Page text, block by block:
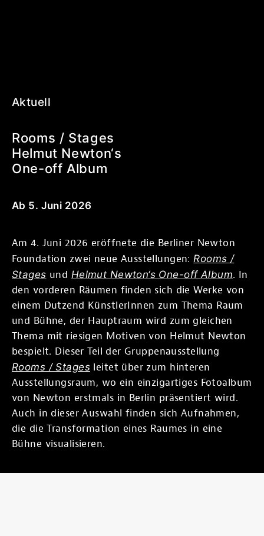
Aktuell
Rooms / Stages
Helmut Newton‘s
One-off Album
Ab 5. Juni 2026
Am 4. Juni 2026 eröffnete die Berliner Newton
Foundation zwei neue Ausstellungen:Rooms /
Stages und Helmut Newton‘s One-off Album. In
den vorderen Räumen finden sich die Werke von
einem Dutzend KünstlerInnen zum Thema Raum
und Bühne, der Hauptraum wird zum gleichen
Thema mit riesigen Motiven von Helmut Newton
bespielt. Dieser Teil der Gruppenausstellung
Rooms / Stagesleitet über zum hinteren
Ausstellungsraum, wo ein einzigartiges Fotoalbum
von Newton erstmals in Berlin präsentiert wird.
Auch in dieser Auswahl finden sich Aufnahmen,
die die Transformation eines Raumes in eine
Bühne visualisieren.